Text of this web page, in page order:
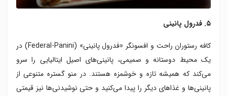
۵. فدرول پانینی
کافه رستوران راحت و افسونگر «فدرول پانینی» (Federal-Panini) در
یک محیط دوستانه و صمیمی، پانینی‌های اصیل ایتالیایی را سرو
می‌کند که همیشه تازه و خوشمزه هستند. در منو گستره متنوعی از
پانینی‌ها و غذاهای دیگر را پیدا می‌کنید و حتی نوشیدنی‌ها نیز قیمتی